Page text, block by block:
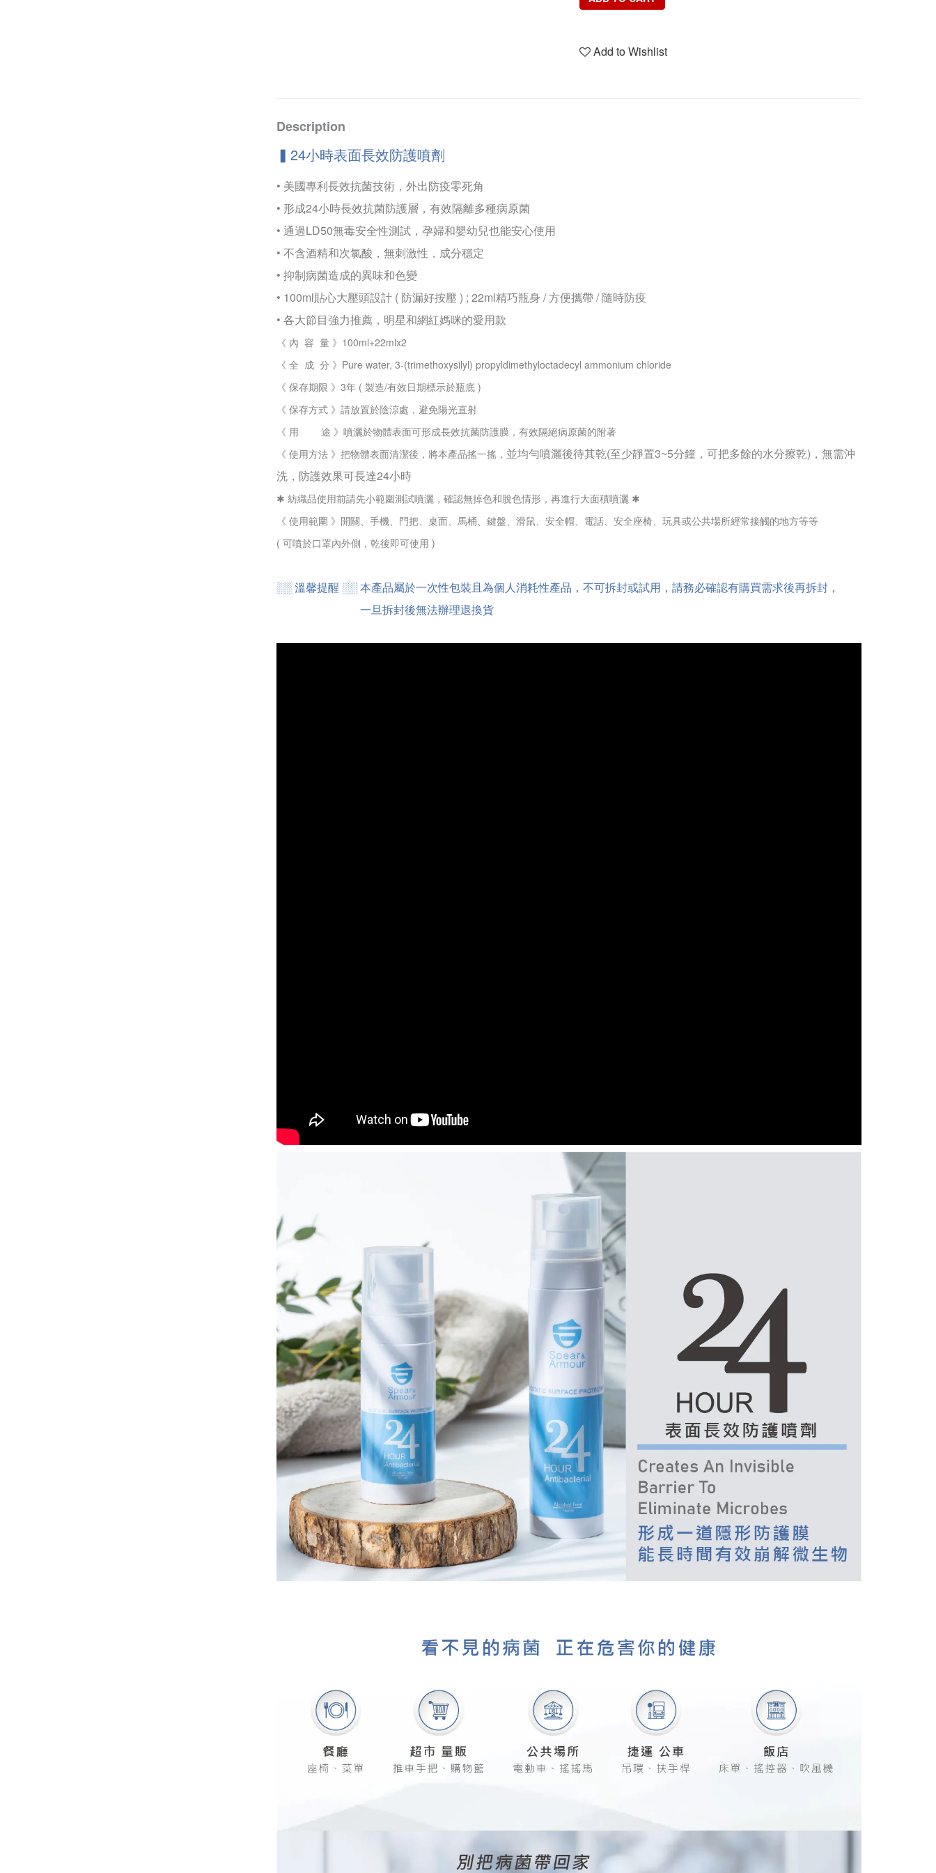
Add to Wishlist
Description
▍24小時表面長效防護噴劑
• 美國專利長效抗菌技術，外出防疫零死角
• 形成24小時長效抗菌防護層，有效隔離多種病原菌
• 通過LD50無毒安全性測試，孕婦和嬰幼兒也能安心使用
• 不含酒精和次氯酸，無刺激性，成分穩定
• 抑制病菌造成的異味和色變
• 100ml貼心大壓頭設計 ( 防漏好按壓 ) ; 22ml精巧瓶身 / 方便攜帶 / 隨時防疫
• 各大節目強力推薦，明星和網紅媽咪的愛用款
《 內 容 量 》100ml+22mlx2
《 全 成 分 》Pure water, 3-(trimethoxysilyl) propyldimethyloctadecyl ammonium chloride
《 保存期限 》3年 ( 製造/有效日期標示於瓶底 )
《 保存方式 》請放置於陰涼處，避免陽光直射
《 用 途 》噴灑於物體表面可形成長效抗菌防護膜，有效隔絕病原菌的附著
《 使用方法 》把物體表面清潔後，將本產品搖一搖， 並均勻噴灑後待其乾(至少靜置3~5分鐘，可把多餘的水分擦乾)，無需沖
洗，防護效果可長達24小時
✱ 紡織品使用前請先小範圍測試噴灑，確認無掉色和脫色情形，再進行大面積噴灑 ✱
《 使用範圍 》開關、手機、門把、桌面、馬桶、鍵盤、滑鼠、安全帽、電話、安全座椅、玩具或公共場所經常接觸的地方等等
( 可噴於口罩內外側，乾後即可使用 )
░░ 溫馨提醒 ░░ 本產品屬於一次性包裝且為個人消耗性產品，不可拆封或試用，請務必確認有購買需求後再拆封，
一旦拆封後無法辦理退換貨